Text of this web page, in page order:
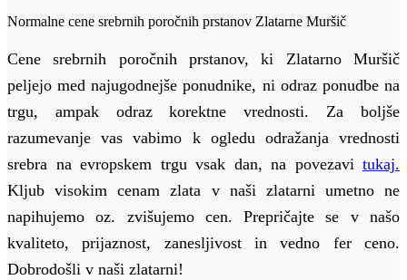
Normalne cene srebrnih poročnih prstanov Zlatarne Muršič
Cene srebrnih poročnih prstanov, ki Zlatarno Muršič
peljejo med najugodnejše ponudnike, ni odraz ponudbe na
trgu, ampak odraz korektne vrednosti. Za boljše
razumevanje vas vabimo k ogledu odražanja vrednosti
srebra na evropskem trgu vsak dan, na povezavi tukaj.
Kljub visokim cenam zlata v naši zlatarni umetno ne
napihujemo oz. zvišujemo cen. Prepričajte se v našo
kvaliteto, prijaznost, zanesljivost in vedno fer ceno.
Dobrodošli v naši zlatarni!